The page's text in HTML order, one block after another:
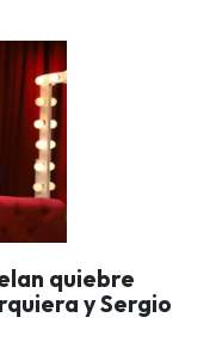
quiebre
y Sergio